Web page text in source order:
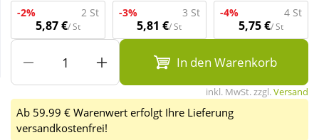
Tierbedarf
Wellness
-2%
2 St
5,87 €/ St
-3% 3 St
5,81 €/ St
-4% 4 St
5,75 €/ St
In den Warenkorb
inkl. MwSt. zzgl.Versand
Ab 59.99 € Warenwert erfolgt Ihre Lieferung
versandkostenfrei!